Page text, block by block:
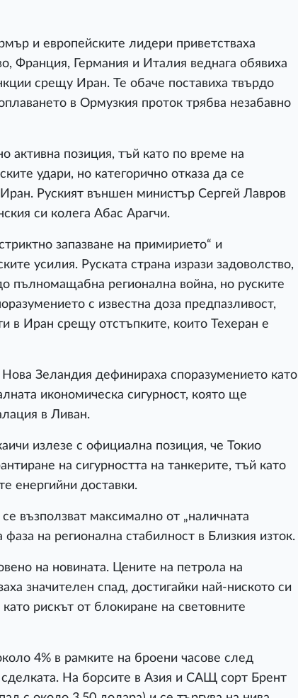
и европейските лидери приветстваха
Франция, Германия и Италия веднага обявиха
срещу Иран. Те обаче поставиха твърдо
в Ормузкия проток трябва незабавно
активна позиция, тъй като по време на
удари, но категорично отказа да се
Руският външен министър Сергей Лавров
си колега Абас Арагчи.
запазване на примирието“ и
усилия. Руската страна изрази задоволство,
пълномащабна регионална война, но руските
с известна доза предпазливост,
в Иран срещу отстъпките, които Техеран е
Зеландия дефинираха споразумението като
икономическа сигурност, която ще
в Ливан.
излезе с официална позиция, че Токио
на сигурността на танкерите, тъй като
енергийни доставки.
възползват максимално от „наличната
фаза на регионална стабилност в Близкия изток.
на новината. Цените на петрола на
значителен спад, достигайки най-ниското си
рискът от блокиране на световните
4% в рамките на броени часове след
На борсите в Азия и САЩ сорт Брент